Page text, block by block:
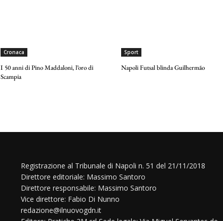
Cronaca
I 50 anni di Pino Maddaloni, l’oro di
Scampia
Sport
Napoli Futsal blinda Guilhermão
Registrazione al Tribunale di Napoli n. 51 del 21/11/2018
Direttore editoriale: Massimo Santoro
Direttore responsabile: Massimo Santoro
Vice direttore: Fabio Di Nunno
redazione@ilnuovogdn.it